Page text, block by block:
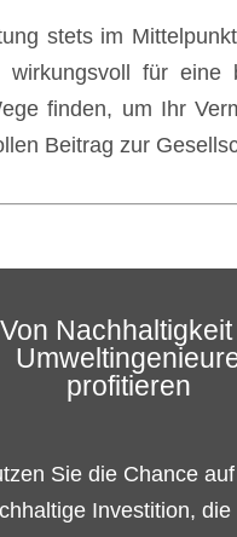
stets im
für eine
finden, um Ihr
Beitrag zur
Von
profitieren
Sie die Chance
Investition, die